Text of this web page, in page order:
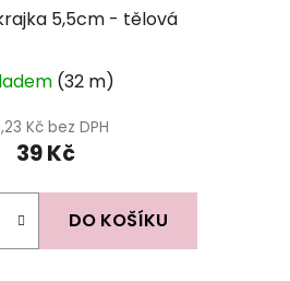
5,5cm - tělová
(32 m)
Kč bez DPH
39 Kč
DO KOŠÍKU